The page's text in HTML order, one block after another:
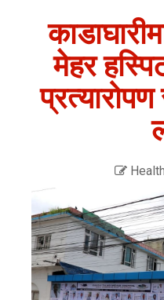
मेहर